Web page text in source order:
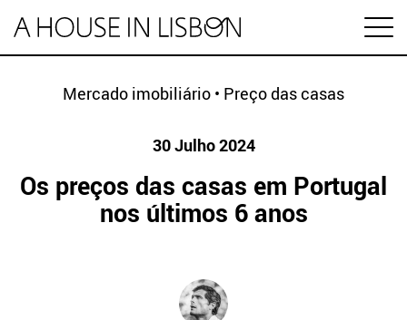
Artigos
Vídeos
Preço das casas
ESPECIAL HABITAÇÃO
Mercado imobiliário • Preço das casas
30 Julho 2024
Os preços das casas em Portugal
nos últimos 6 anos